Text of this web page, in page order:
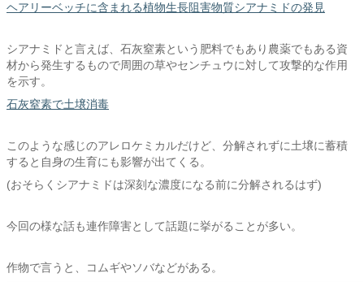
ヘアリーベッチに含まれる植物生長阻害物質シアナミドの発見
シアナミドと言えば、石灰窒素という肥料でもあり農薬でもある資
材から発生するもので周囲の草やセンチュウに対して攻撃的な作用
を示す。
石灰窒素で土壌消毒
このような感じのアレロケミカルだけど、分解されずに土壌に蓄積
すると自身の生育にも影響が出てくる。
(おそらくシアナミドは深刻な濃度になる前に分解されるはず)
今回の様な話も連作障害として話題に挙がることが多い。
作物で言うと、コムギやソバなどがある。